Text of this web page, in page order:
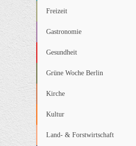
Freizeit
Gastronomie
Gesundheit
Grüne Woche Berlin
Kirche
Kultur
Land- & Forstwirtschaft